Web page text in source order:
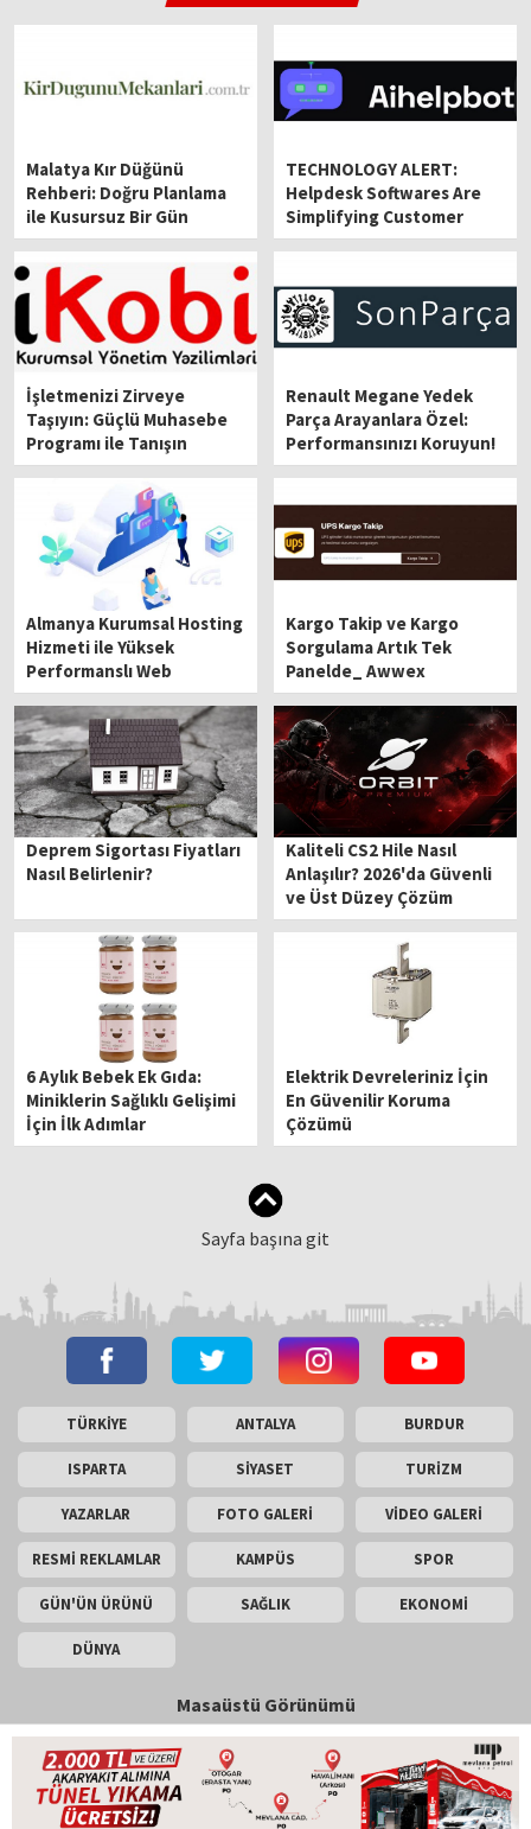
Malatya Kır Düğünü
Rehberi: Doğru Planlama
ile Kusursuz Bir Gün
Mümkün
TECHNOLOGY ALERT:
Helpdesk Softwares Are
Simplifying Customer
Service Operations
İşletmenizi Zirveye
Taşıyın: Güçlü Muhasebe
Programı ile Tanışın
Renault Megane Yedek
Parça Arayanlara Özel:
Performansınızı Koruyun!
Almanya Kurumsal Hosting
Hizmeti ile Yüksek
Performanslı Web
Altyapısı Kurun
Kargo Takip ve Kargo
Sorgulama Artık Tek
Panelde_ Awwex
Deprem Sigortası Fiyatları
Nasıl Belirlenir?
Kaliteli CS2 Hile Nasıl
Anlaşılır? 2026'da Güvenli
ve Üst Düzey Çözüm
6 Aylık Bebek Ek Gıda:
Miniklerin Sağlıklı Gelişimi
İçin İlk Adımlar
Elektrik Devreleriniz İçin
En Güvenilir Koruma
Çözümü
Sayfa başına git
TÜRKİYE ANTALYA BURDUR
ISPARTA SİYASET TURİZM
YAZARLAR FOTO GALERİ VİDEO GALERİ
RESMİ REKLAMLAR KAMPÜS SPOR
GÜN'ÜN ÜRÜNÜ SAĞLIK EKONOMİ
DÜNYA
Masaüstü Görünümü
İletişim
Copyright © 2026 Gün Haber